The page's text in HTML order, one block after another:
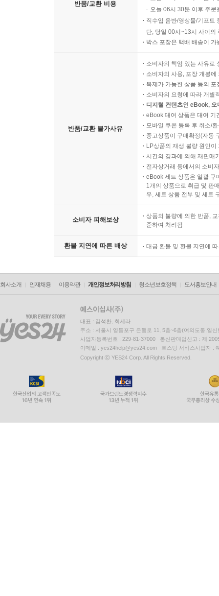
반품/교환 비용
오늘 06시 30분 이후 주
직수입 음반/영상물/기프트
단, 당일 00시~13시 사이의
박스 포장은 택배 배송이
반품/교환 불가사유
소비자의 책임 있는 사유로
소비자의 사용, 포장 개봉
복제가 가능한 상품 등의
소비자의 요청에 따라 개별
디지털 컨텐츠인 eBook,
eBook 대여 상품은 대여 기
모바일 쿠폰 등록 후 취소/
중고상품이 구매확정(자동
LP상품의 재생 불량 원인
시간의 경과에 의해 재판매
전자상거래 등에서의 소비
eBook 세트 상품은 일괄 구
1개의 상품으로 취급 및 판
우, 세트 상품 전부 및 세트
소비자 피해보상
상품의 불량에 의한 반품,
준하여 처리됨
환불 지연에 따른 배상 대금 환불 및 환불 지연에
회사소개 인재채용 이용약관 개인정보처리방침 청소년보호정책 도서홍보안내
대표 : 김석환, 최세라
주소 : 서울시 영등포구 은행로 11, 5층~6층(여의도동,일신
사업자등록번호 : 229-81-37000 통신판매업신고 : 제
이메일 : yes24help@yes24.com 호스팅 서비스사업자 :
Copyright ⓒ YES24 Corp. All Rights Reserved.